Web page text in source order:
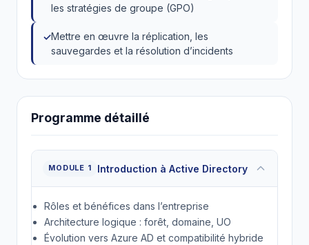
les stratégies de groupe (GPO)
Mettre en œuvre la réplication, les
sauvegardes et la résolution d’incidents
Programme détaillé
MODULE 1 Introduction à Active Directory
Rôles et bénéfices dans l’entreprise
Architecture logique : forêt, domaine, UO
Évolution vers Azure AD et compatibilité hybride